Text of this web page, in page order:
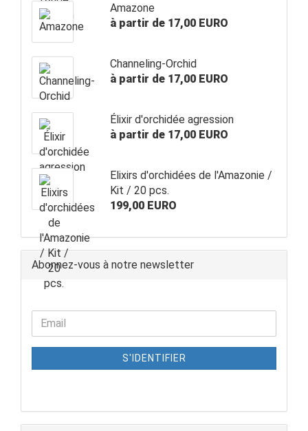
Amazone
à partir de 17,00 EURO
Channeling-Orchid
à partir de 17,00 EURO
Élixir d'orchidée agression
à partir de 17,00 EURO
Elixirs d'orchidées de l'Amazonie /
Kit / 20 pcs.
199,00 EURO
Abonnez-vous à notre newsletter
S'IDENTIFIER